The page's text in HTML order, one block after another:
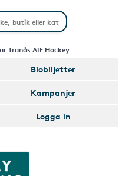
Tranås AIF Hockey
Biobiljetter
Kampanjer
Logga in